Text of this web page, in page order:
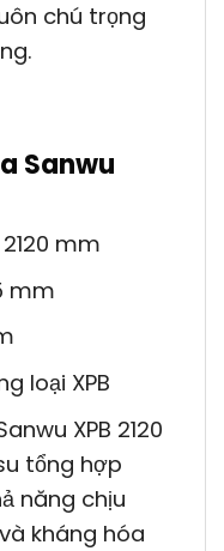
chú trọng
Sanwu
2120 mm
mm
loại XPB
XPB 2120
tổng hợp
năng chịu
kháng hóa